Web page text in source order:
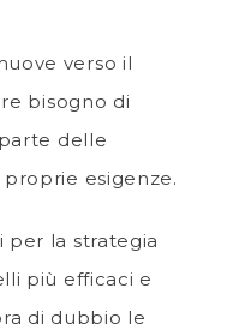
verso il
bisogno di
delle
esigenze.
per la strategia
più efficaci e
di dubbio le